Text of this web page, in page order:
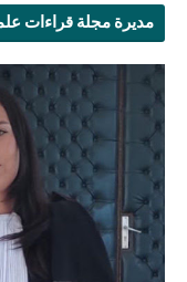
مديرة مجلة قراءات